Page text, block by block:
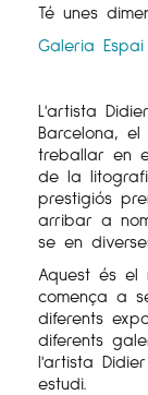
Té unes
Galeria
L'artista
Barcelona,
treballar en
de la
prestigiós
arribar a
se en
Aquest és el
comença a
diferents
diferents
l'artista
estudi.